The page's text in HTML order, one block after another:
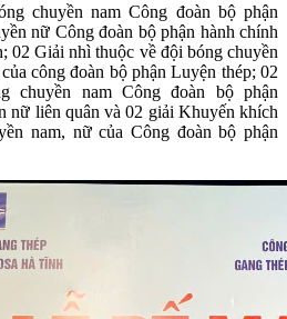
chuyền nam Công đoàn bộ phận
nữ Công đoàn bộ phận hành chính
02 Giải nhì thuộc về đội bóng chuyền
công đoàn bộ phận Luyện thép; 02
chuyền nam Công đoàn bộ phận
nữ liên quân và 02 giải Khuyến khích
nam, nữ của Công đoàn bộ phận